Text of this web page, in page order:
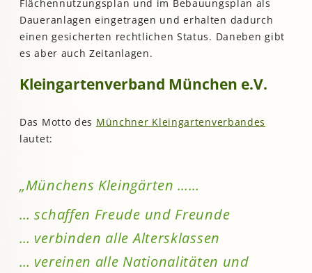
Flächennutzungsplan und im Bebauungsplan als
Daueranlagen eingetragen und erhalten dadurch
einen gesicherten rechtlichen Status. Daneben gibt
es aber auch Zeitanlagen.
Kleingartenverband München e.V.
Das Motto des Münchner Kleingartenverbandes
lautet:
„Münchens Kleingärten ……
… schaffen Freude und Freunde
… verbinden alle Altersklassen
… vereinen alle Nationalitäten und